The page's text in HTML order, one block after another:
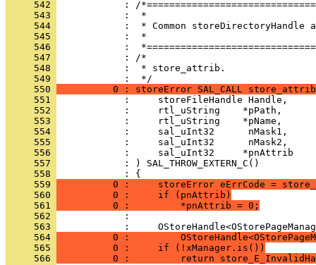
     542
     543
     544
     545
     546
     547
     548
            :  * store_attrib.
     549
     550
0 : storeError SAL_CALL
     551
     552
     553
     554
     555
     556
     557
     558
     559
0 :     storeError eErrCode =
     560
          0 :     if (pnAttrib)
     561
          0 :         *pnAttrib = 0;
     562
     563
     564
0 :
     565
          0 :     if (!xManager.is())
     566
0 :         return